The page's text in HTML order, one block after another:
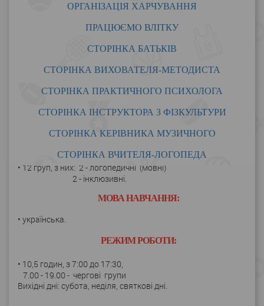
ОРГАНІЗАЦІЯ ХАРЧУВАННЯ
ПРАЦЮЄМО ВЛІТКУ
СТОРІНКА БАТЬКІВ
СТОРІНКА ВИХОВАТЕЛЯ-МЕТОДИСТА
СТОРІНКА ПРАКТИЧНОГО ПСИХОЛОГА
СТОРІНКА ІНСТРУКТОРА З ФІЗКУЛЬТУРИ
СТОРІНКА КЕРІВНИКА МУЗИЧНОГО
СТОРІНКА ВЧИТЕЛЯ-ЛОГОПЕДА
• 12 груп, з них: 2 - логопедичні (мовні)
2 - інклюзивні.
МОВА НАВЧАННЯ:
• українська.
РЕЖИМ РОБОТИ:
• 10,5 годин, з 7:00 до 17:30,
7.00 - 19.00 - чергові групи
Вихідні дні: субота, неділя, святкові дні.